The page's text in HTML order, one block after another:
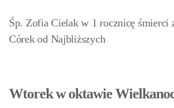
Śp. Zofia Cielak w 1 rocznicę śmierci
Córek od Najbliższych
Wtorek w oktawie